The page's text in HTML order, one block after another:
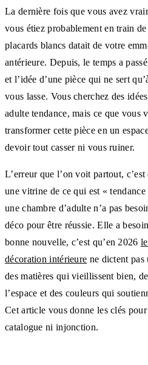
La dernière fois que vous avez
vous étiez probablement en train
placards blancs datait de votre
antérieure. Depuis, le temps a
et l’idée d’une pièce qui ne sert
vous lasse. Vous cherchez des
adulte tendance, mais ce que vous
transformer cette pièce en un
devoir tout casser ni vous ruiner.
L’erreur que l’on voit partout,
une vitrine de ce qui est «
une chambre d’adulte n’a pas
déco pour être réussie. Elle a
bonne nouvelle, c’est qu’en 2026
décoration intérieure ne dictent pas
des matières qui vieillissent bien,
l’espace et des couleurs qui
Cet article vous donne les clés
catalogue ni injonction.